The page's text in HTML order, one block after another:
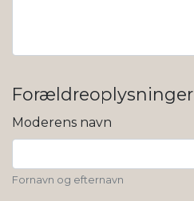
Forældreoplysninger
Moderens navn
Fornavn og efternavn